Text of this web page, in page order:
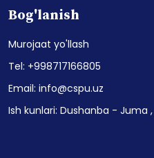
Bog'lanish
Murojaat yo'llash
Tel: +998717166805
Email: info@cspu.uz
Ish kunlari: Dushanba - Juma